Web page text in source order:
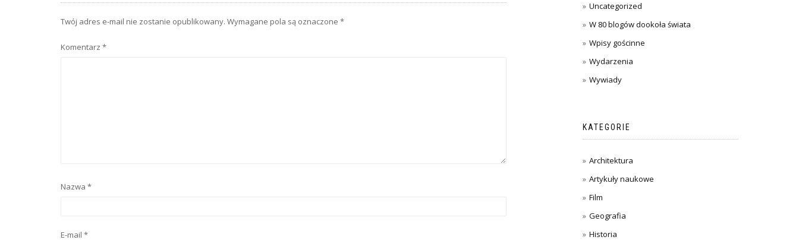
Twój adres e-mail nie zostanie opublikowany. Wymagane pola są oznaczone *
Komentarz *
Nazwa *
E-mail *
Uncategorized
W 80 blogów dookoła świata
Wpisy gościnne
Wydarzenia
Wywiady
KATEGORIE
Architektura
Artykuły naukowe
Film
Geografia
Historia